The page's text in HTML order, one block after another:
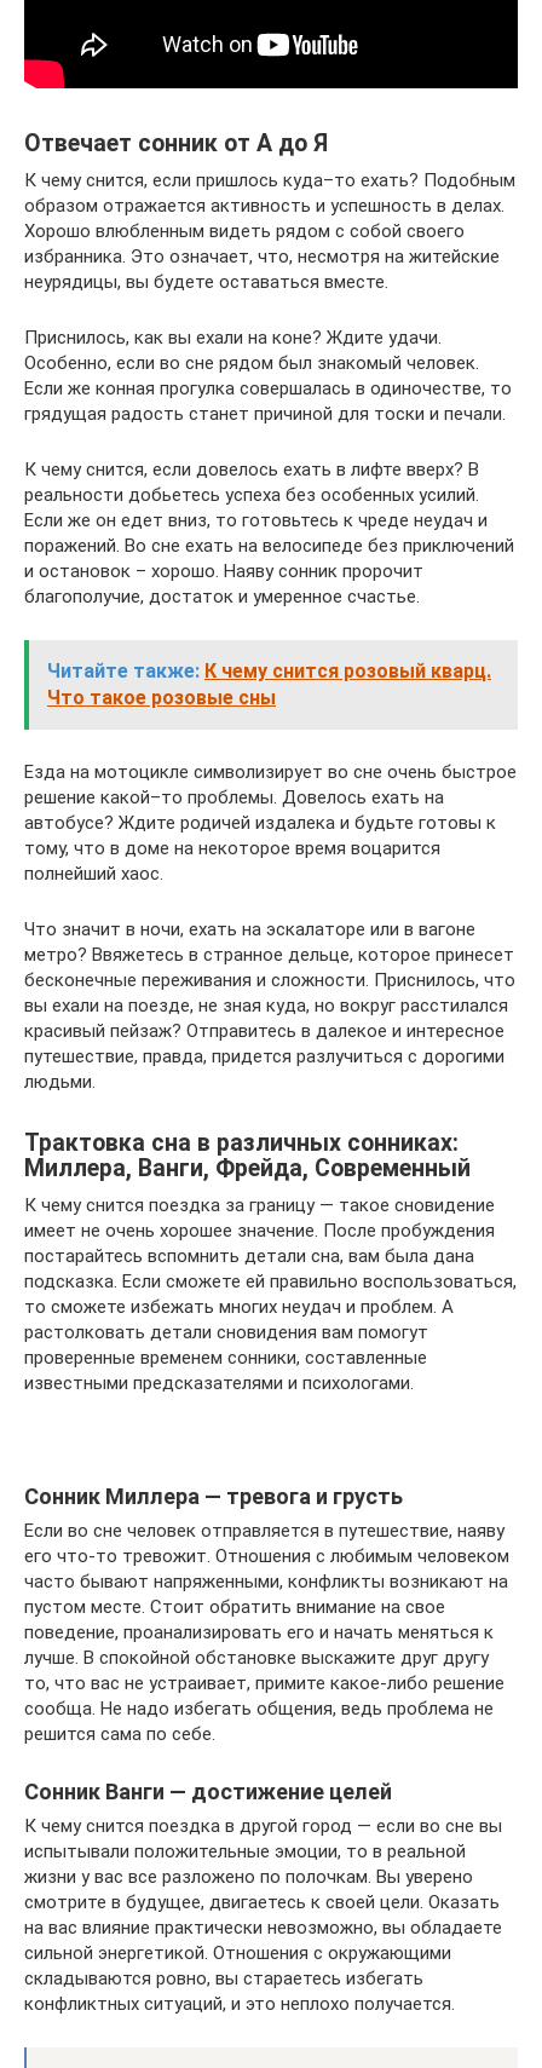
Отвечает сонник от А до Я
К чему снится, если пришлось куда–то ехать? Подобным
образом отражается активность и успешность в делах.
Хорошо влюбленным видеть рядом с собой своего
избранника. Это означает, что, несмотря на житейские
неурядицы, вы будете оставаться вместе.
Приснилось, как вы ехали на коне? Ждите удачи.
Особенно, если во сне рядом был знакомый человек.
Если же конная прогулка совершалась в одиночестве, то
грядущая радость станет причиной для тоски и печали.
К чему снится, если довелось ехать в лифте вверх? В
реальности добьетесь успеха без особенных усилий.
Если же он едет вниз, то готовьтесь к чреде неудач и
поражений. Во сне ехать на велосипеде без приключений
и остановок – хорошо. Наяву сонник пророчит
благополучие, достаток и умеренное счастье.
Читайте также: К чему снится розовый кварц.
Что такое розовые сны
Езда на мотоцикле символизирует во сне очень быстрое
решение какой–то проблемы. Довелось ехать на
автобусе? Ждите родичей издалека и будьте готовы к
тому, что в доме на некоторое время воцарится
полнейший хаос.
Что значит в ночи, ехать на эскалаторе или в вагоне
метро? Ввяжетесь в странное дельце, которое принесет
бесконечные переживания и сложности. Приснилось, что
вы ехали на поезде, не зная куда, но вокруг расстилался
красивый пейзаж? Отправитесь в далекое и интересное
путешествие, правда, придется разлучиться с дорогими
людьми.
Трактовка сна в различных сонниках:
Миллера, Ванги, Фрейда, Современный
К чему снится поездка за границу — такое сновидение
имеет не очень хорошее значение. После пробуждения
постарайтесь вспомнить детали сна, вам была дана
подсказка. Если сможете ей правильно воспользоваться,
то сможете избежать многих неудач и проблем. А
растолковать детали сновидения вам помогут
проверенные временем сонники, составленные
известными предсказателями и психологами.
Сонник Миллера — тревога и грусть
Если во сне человек отправляется в путешествие, наяву
его что-то тревожит. Отношения с любимым человеком
часто бывают напряженными, конфликты возникают на
пустом месте. Стоит обратить внимание на свое
поведение, проанализировать его и начать меняться к
лучше. В спокойной обстановке выскажите друг другу
то, что вас не устраивает, примите какое-либо решение
сообща. Не надо избегать общения, ведь проблема не
решится сама по себе.
Сонник Ванги — достижение целей
К чему снится поездка в другой город — если во сне вы
испытывали положительные эмоции, то в реальной
жизни у вас все разложено по полочкам. Вы уверено
смотрите в будущее, двигаетесь к своей цели. Оказать
на вас влияние практически невозможно, вы обладаете
сильной энергетикой. Отношения с окружающими
складываются ровно, вы стараетесь избегать
конфликтных ситуаций, и это неплохо получается.